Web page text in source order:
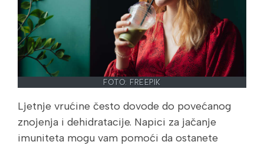
FOTO: FREEPIK
Ljetnje vrućine često dovode do povećanog
znojenja i dehidratacije. Napici za jačanje
imuniteta mogu vam pomoći da ostanete